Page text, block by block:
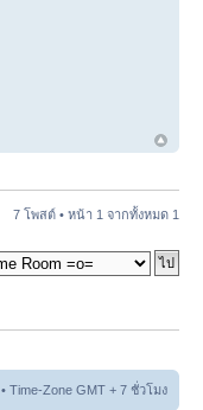
7 โพสต์ • หน้า 1 จากทั้งหมด 1
• Time-Zone GMT + 7 ชั่วโมง